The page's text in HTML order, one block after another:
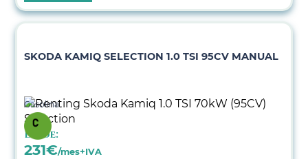
SKODA KAMIQ SELECTION 1.0 TSI 95CV MANUAL
Gasolina
Desde:
231€/mes+IVA